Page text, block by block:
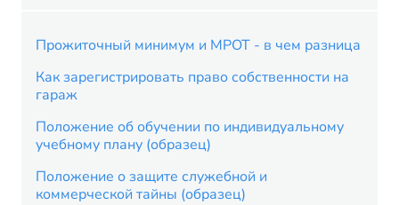
Прожиточный минимум и МРОТ - в чем разница
Как зарегистрировать право собственности на
гараж
Положение об обучении по индивидуальному
учебному плану (образец)
Положение о защите служебной и
коммерческой тайны (образец)